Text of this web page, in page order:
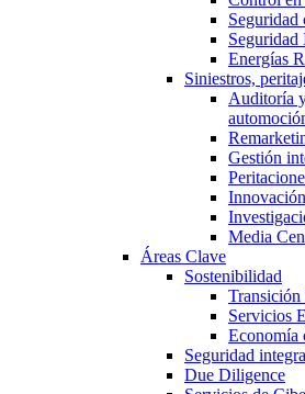
Seguridad
Seguridad
Energías
Siniestros,
Auditoría
Gestión
Media
Áreas Clave
Sostenibilidad
Transición
Servicios
Economía
Seguridad
Due Diligence